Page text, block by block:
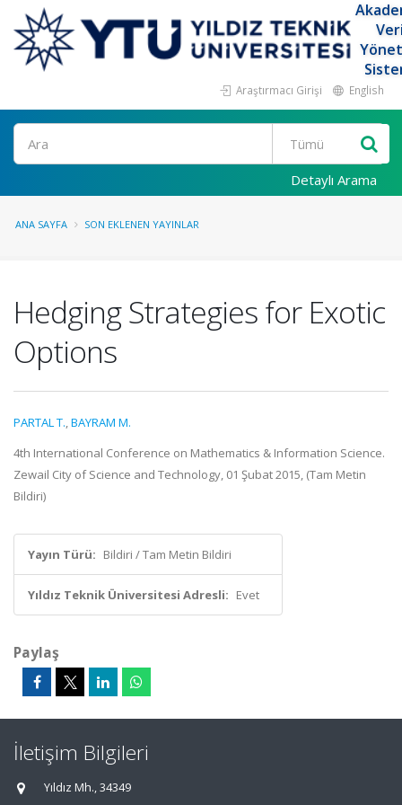
Araştırmacı Girişi English
Ara
Detaylı Arama
ANA SAYFA SON EKLENEN YAYINLAR
Hedging Strategies for Exotic
Options
PARTAL T.,BAYRAM M.
4th International Conference on Mathematics & Information Science.
Zewail City of Science and Technology, 01 Şubat 2015, (Tam Metin
Bildiri)
Yayın Türü: Bildiri / Tam Metin Bildiri
Yıldız Teknik Üniversitesi Adresli: Evet
Paylaş
İletişim Bilgileri
Yıldız Mh., 34349